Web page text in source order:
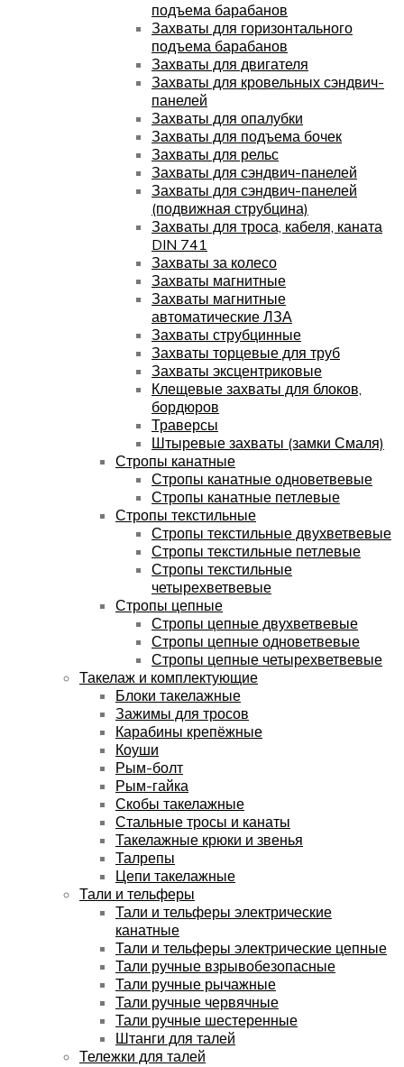
подъема барабанов
Захваты для горизонтального
подъема барабанов
Захваты для двигателя
Захваты для кровельных сэндвич-
панелей
Захваты для опалубки
Захваты для подъема бочек
Захваты для рельс
Захваты для сэндвич-панелей
Захваты для сэндвич-панелей
(подвижная струбцина)
Захваты для троса, кабеля, каната
DIN 741
Захваты за колесо
Захваты магнитные
Захваты магнитные
автоматические ЛЗА
Захваты струбцинные
Захваты торцевые для труб
Захваты эксцентриковые
Клещевые захваты для блоков,
бордюров
Траверсы
Штыревые захваты (замки Смаля)
Стропы канатные
Стропы канатные одноветвевые
Стропы канатные петлевые
Стропы текстильные
Стропы текстильные двухветвевые
Стропы текстильные петлевые
Стропы текстильные
четырехветвевые
Стропы цепные
Стропы цепные двухветвевые
Стропы цепные одноветвевые
Стропы цепные четырехветвевые
Такелаж и комплектующие
Блоки такелажные
Зажимы для тросов
Карабины крепёжные
Коуши
Рым-болт
Рым-гайка
Скобы такелажные
Стальные тросы и канаты
Такелажные крюки и звенья
Талрепы
Цепи такелажные
Тали и тельферы
Тали и тельферы электрические
канатные
Тали и тельферы электрические цепные
Тали ручные взрывобезопасные
Тали ручные рычажные
Тали ручные червячные
Тали ручные шестеренные
Штанги для талей
Тележки для талей